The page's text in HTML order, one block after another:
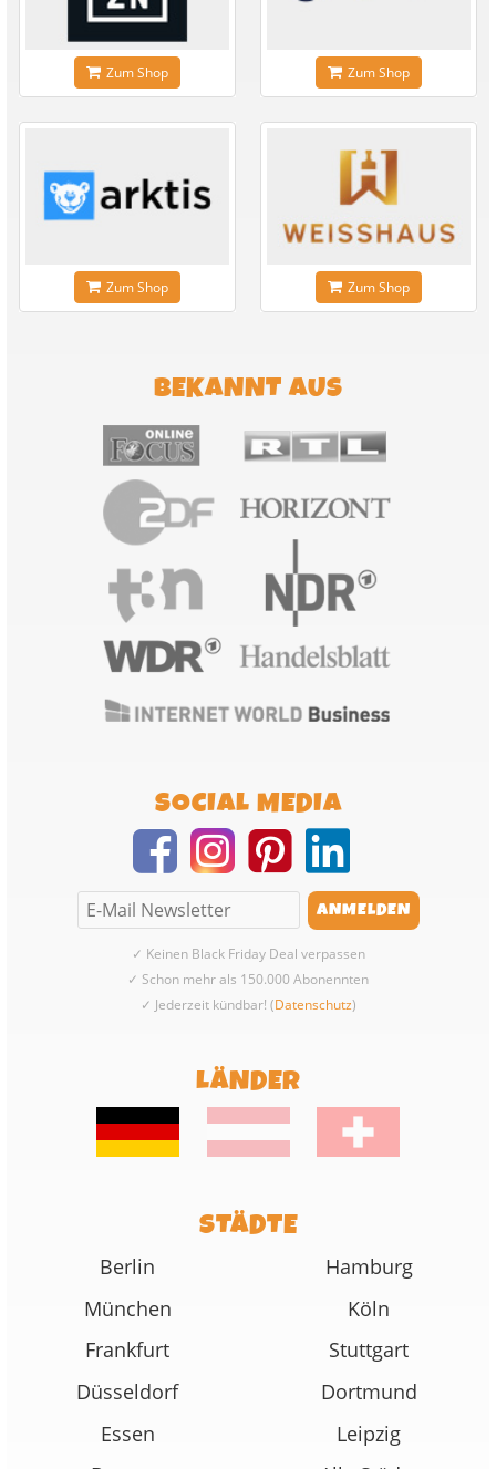
Zum Shop Zum Shop
Zum Shop Zum Shop
BEKANNT AUS
SOCIAL MEDIA
✓ Keinen Black Friday Deal verpassen
✓ Schon mehr als 150.000 Abonennten
✓ Jederzeit kündbar! (Datenschutz)
LÄNDER
STÄDTE
Berlin
Hamburg
München
Köln
Frankfurt
Stuttgart
Düsseldorf
Dortmund
Essen
Leipzig